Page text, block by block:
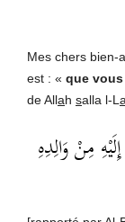
Mes chers bien-
est : « que
de Allah salla l-L a
مِنْ وَالِدِهِ